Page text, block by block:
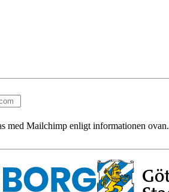
med Mailchimp enligt informationen ovan.